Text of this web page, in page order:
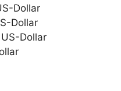
Dollar
Dollar
Dollar